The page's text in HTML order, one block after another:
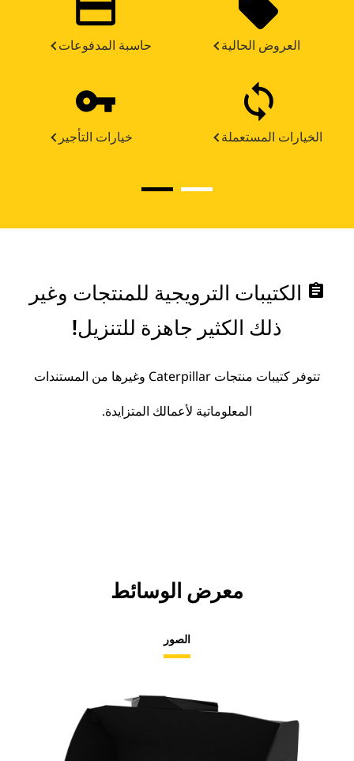
حاسبة المدفوعات العروض الحالية
خيارات التأجير الخيارات المستعملة
assignment الكتيبات الترويجية للمنتجات وغير
ذلك الكثير جاهزة للتنزيل!
تتوفر كتيبات منتجات Caterpillar وغيرها من المستندات
المعلوماتية لأعمالك المتزايدة.
معرض الوسائط
الصور